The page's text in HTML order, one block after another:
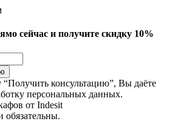
сейчас и получите скидку 10%
консультацию”, Вы даёте
персональных данных.